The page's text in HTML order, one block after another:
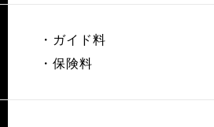
・ガイド料
・保険料